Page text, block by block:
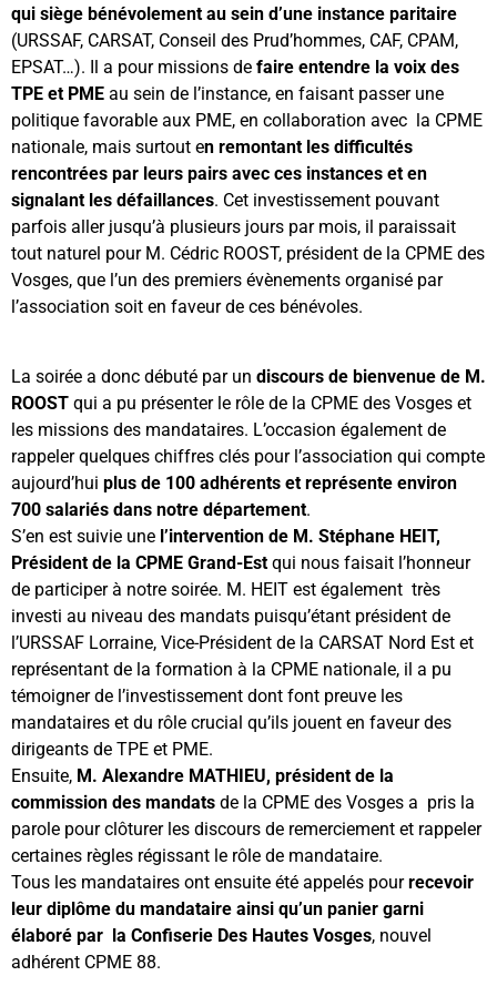
qui siège bénévolement au sein d’une instance paritaire
(URSSAF, CARSAT, Conseil des Prud’hommes, CAF, CPAM,
EPSAT…). Il a pour missions de faire entendre la voix des
TPE et PME au sein de l’instance, en faisant passer une
politique favorable aux PME, en collaboration avec la CPME
nationale, mais surtout en remontant les difficultés
rencontrées par leurs pairs avec ces instances et en
signalant les défaillances. Cet investissement pouvant
parfois aller jusqu’à plusieurs jours par mois, il paraissait
tout naturel pour M. Cédric ROOST, président de la CPME des
Vosges, que l’un des premiers évènements organisé par
l’association soit en faveur de ces bénévoles.
La soirée a donc débuté par un discours de bienvenue de M.
ROOST qui a pu présenter le rôle de la CPME des Vosges et
les missions des mandataires. L’occasion également de
rappeler quelques chiffres clés pour l’association qui compte
aujourd’hui plus de 100 adhérents et représente environ
700 salariés dans notre département.
S’en est suivie une l’intervention de M. Stéphane HEIT,
Président de la CPME Grand-Est qui nous faisait l’honneur
de participer à notre soirée. M. HEIT est également très
investi au niveau des mandats puisqu’étant président de
l’URSSAF Lorraine, Vice-Président de la CARSAT Nord Est et
représentant de la formation à la CPME nationale, il a pu
témoigner de l’investissement dont font preuve les
mandataires et du rôle crucial qu’ils jouent en faveur des
dirigeants de TPE et PME.
Ensuite, M. Alexandre MATHIEU, président de la
commission des mandats de la CPME des Vosges a pris la
parole pour clôturer les discours de remerciement et rappeler
certaines règles régissant le rôle de mandataire.
Tous les mandataires ont ensuite été appelés pourrecevoir
leur diplôme du mandataire ainsi qu’un panier garni
élaboré par la Confiserie Des Hautes Vosges, nouvel
adhérent CPME 88.